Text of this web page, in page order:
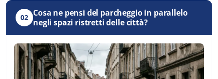
02 Cosa ne pensi del parcheggio in parallelo
negli spazi ristretti delle città?